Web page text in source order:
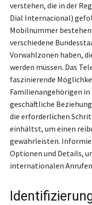
verstehen, die in der
Dial Internacional)
Mobilnummer
verschiedene
Vorwahlzonen haben,
werden müssen. Das
faszinierende
Familienangehörigen
geschäftliche
die erforderlichen
einhältst, um einen
gewährleisten.
Optionen und Details,
internationalen